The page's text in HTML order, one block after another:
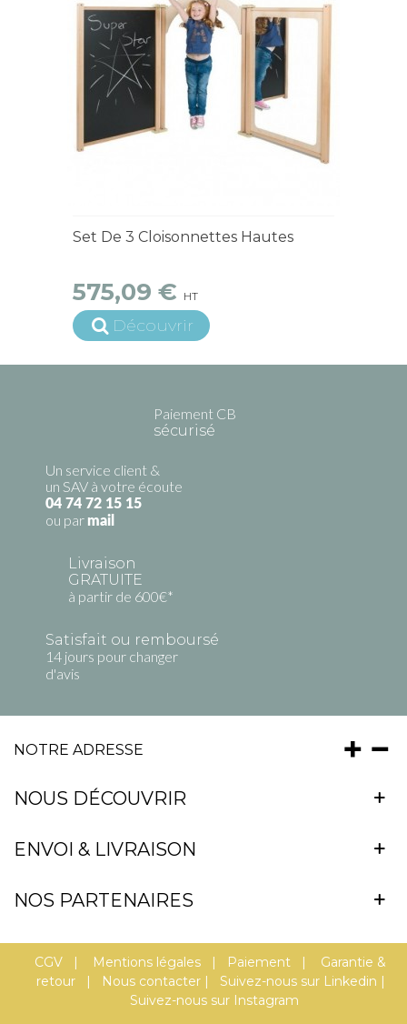
Set De 3 Cloisonnettes Hautes
575,09 € HT
Découvrir
Paiement CB
sécurisé
Un service client &
un SAV à votre écoute
04 74 72 15 15
ou par mail
Livraison
GRATUITE
à partir de 600€*
Satisfait ou remboursé
14 jours pour changer
d'avis
NOTRE ADRESSE
NOUS DÉCOUVRIR
ENVOI & LIVRAISON
NOS PARTENAIRES
CGV | Mentions légales | Paiement |
Garantie &
retour| Nous contacter| Suivez-nous sur Linkedin |
Suivez-nous sur Instagram